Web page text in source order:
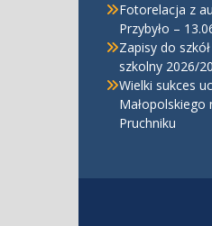
Fotorelacja z
Przybyło –
Zapisy do
szkolny 2026/
Wielki sukces
Pruchniku